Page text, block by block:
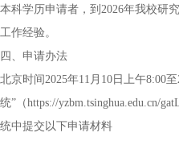
本科学历申请者，到2026年我校研
工作经验。
四、申请办法
北京时间2025年11月10日上午8:00
统”（https://yzbm.tsinghua.edu.cn/
统中提交以下申请材料